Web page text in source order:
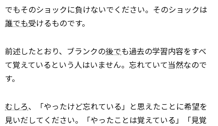
でもそのショックに負けないでください。そのショックは
誰でも受けるものです。
前述したとおり、ブランクの後でも過去の学習内容をすべ
て覚えているという人はいません。忘れていて当然なので
す。
むしろ、「やったけど忘れている」と思えたことに希望を
見いだしてください。「やったことは覚えている」「見覚